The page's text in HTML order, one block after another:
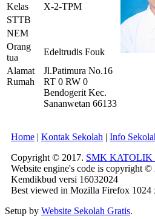
Kelas
X-2-TPM
STTB
NEM
Orang
tua
Edeltrudis Fouk
Alamat
Rumah
Jl.Patimura No.16
RT 0 RW 0
Bendogerit Kec.
Sananwetan 66133
Home | Kontak Sekolah | Info
Copyright © 2017. SMK KATOLIK
Website engine's code is copyright
Kemdikbud versi 16032024
Best viewed in Mozilla Firefox 1024
Setup by Website Sekolah Gratis.